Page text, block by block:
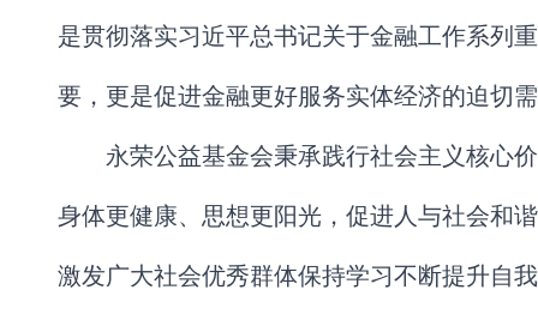
是贯彻落实习近平总书记关于金融工作系列
要，更是促进金融更好服务实体经济的迫切
永荣公益基金会秉承践行社会主义核心
身体更健康、思想更阳光，促进人与社会和
激发广大社会优秀群体保持学习不断提升自